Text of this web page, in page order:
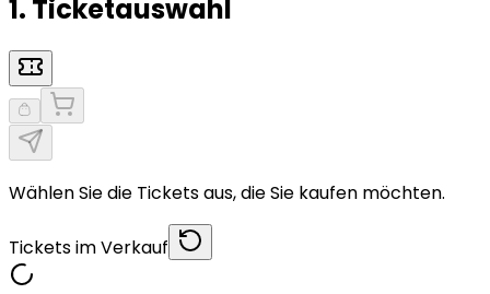
1. Ticketauswahl
Wählen Sie die Tickets aus, die Sie kaufen möchten.
Tickets im Verkauf